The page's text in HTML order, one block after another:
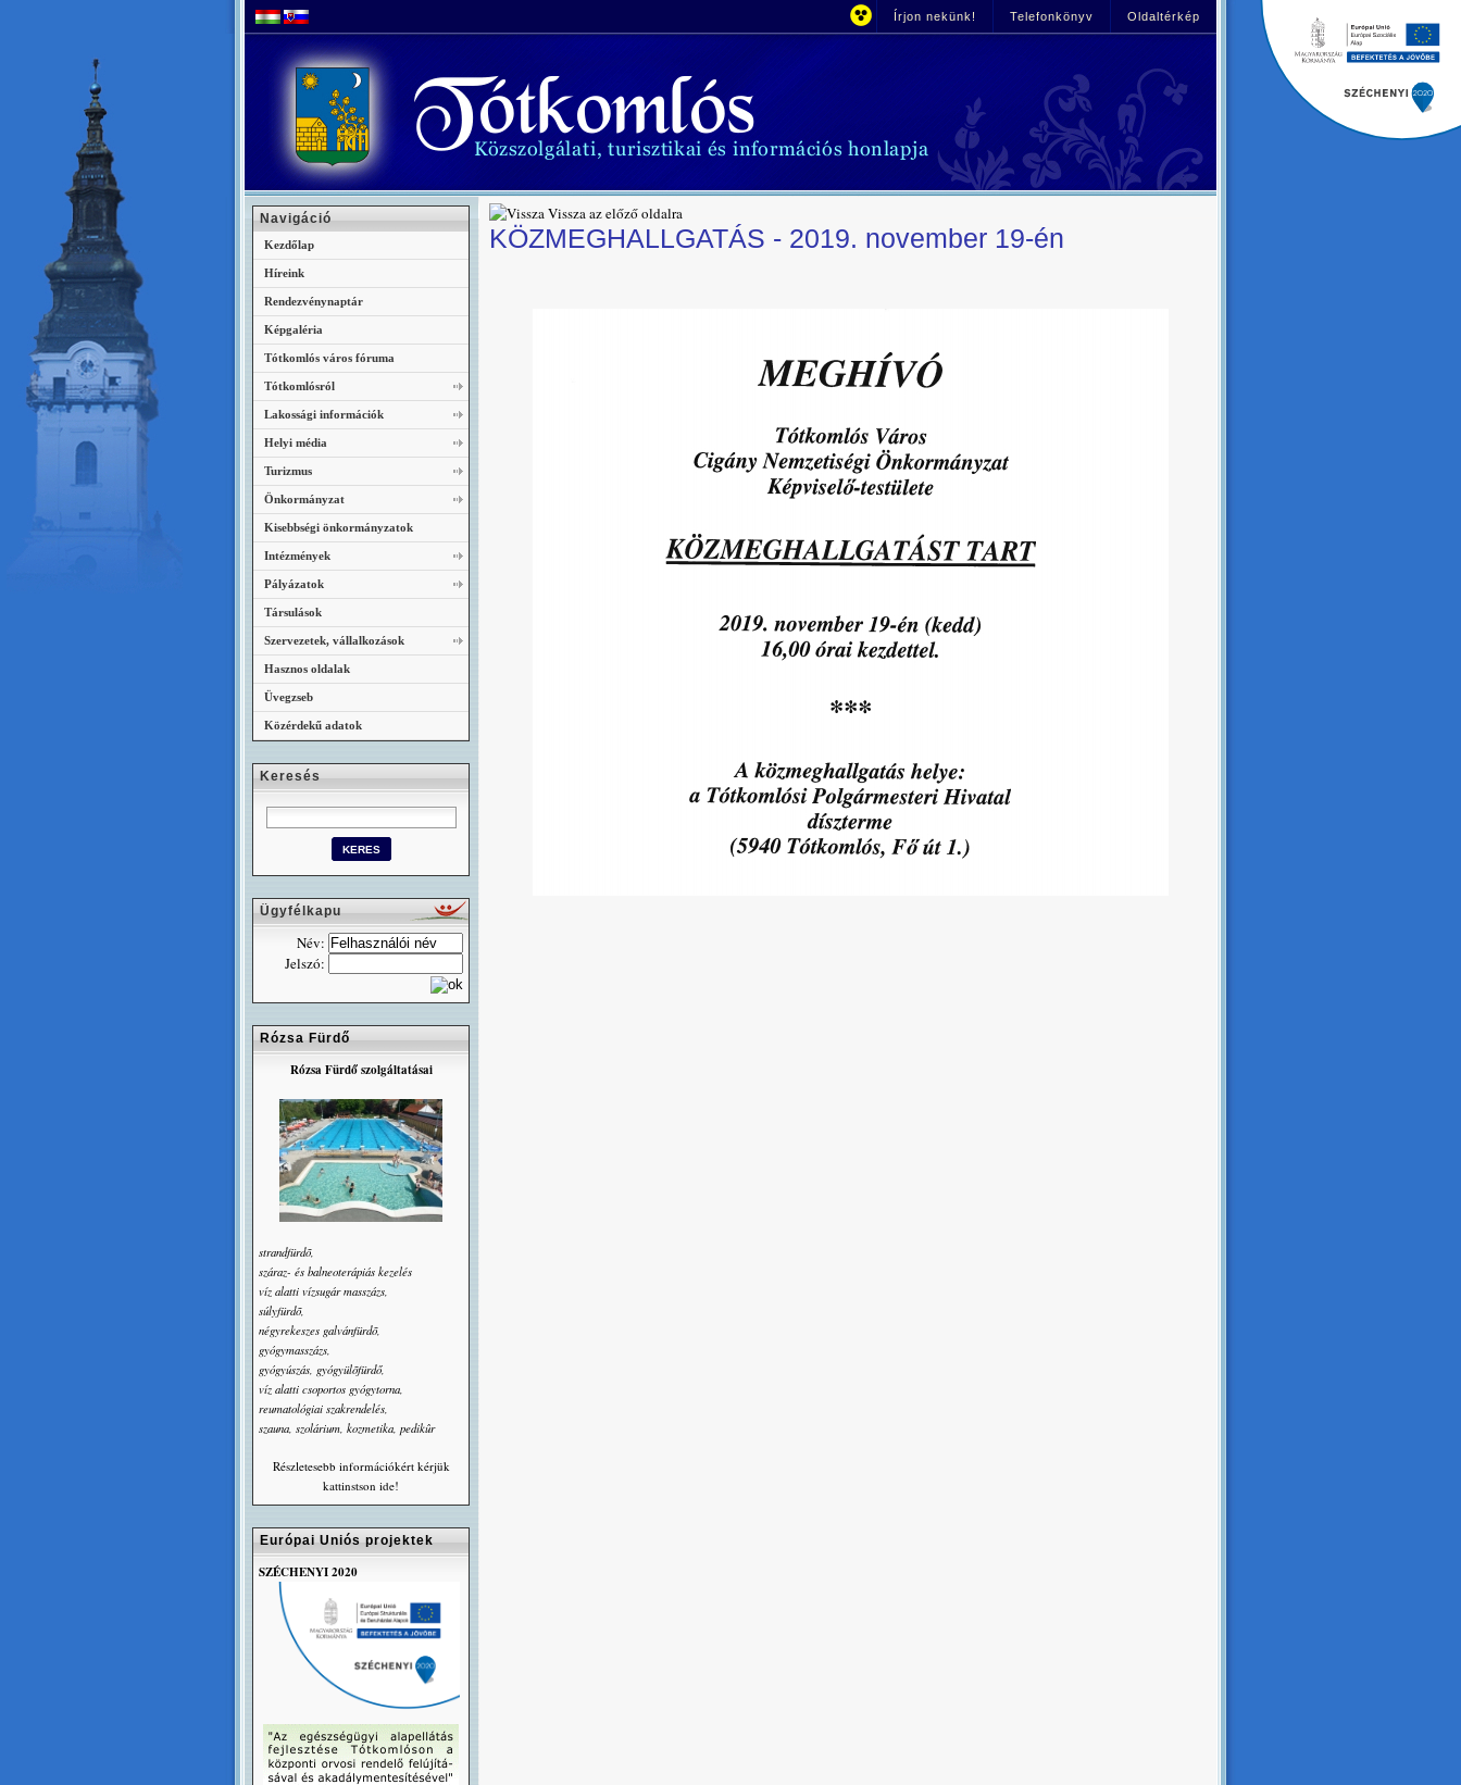
Írjon nekünk! Telefonkönyv Oldaltérkép
Vissza az előző oldalra
KÖZMEGHALLGATÁS - 2019. november 19-én
Navigáció
Kezdőlap
Híreink
Rendezvénynaptár
Képgaléria
Tótkomlós város fóruma
Tótkomlósról
Lakossági információk
Helyi média
Turizmus
Önkormányzat
Kisebbségi önkormányzatok
Intézmények
Pályázatok
Társulások
Szervezetek, vállalkozások
Hasznos oldalak
Üvegzseb
Közérdekű adatok
Keresés
Ügyfélkapu
Név:
Jelszó:
Rózsa Fürdő
Rózsa Fürdő szolgáltatásai
strandfürdõ,
száraz- és balneoterápiás kezelés
víz alatti vízsugár masszázs,
súlyfürdõ,
négyrekeszes galvánfürdõ,
gyógymasszázs,
gyógyúszás, gyógyülõfürdő,
víz alatti csoportos gyógytorna,
reumatológiai szakrendelés,
szauna, szolárium, kozmetika, pedikûr
Részletesebb információkért kérjük
kattinstson ide!
Európai Uniós projektek
SZÉCHENYI 2020